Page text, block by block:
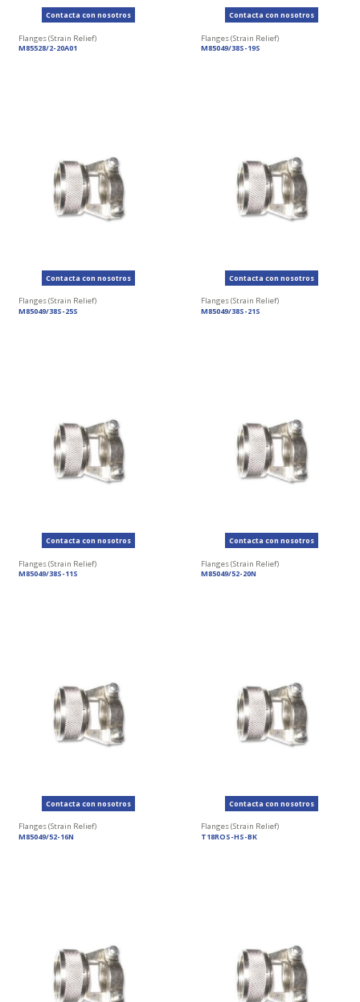
Contacta con nosotros
Flanges (Strain Relief)
M85528/2-20A01
Contacta con nosotros
Flanges (Strain Relief)
M85049/38S-19S
Contacta con nosotros
Flanges (Strain Relief)
M85049/38S-25S
Contacta con nosotros
Flanges (Strain Relief)
M85049/38S-21S
Contacta con nosotros
Flanges (Strain Relief)
M85049/38S-11S
Contacta con nosotros
Flanges (Strain Relief)
M85049/52-20N
Contacta con nosotros
Flanges (Strain Relief)
M85049/52-16N
Contacta con nosotros
Flanges (Strain Relief)
T18ROS-HS-BK